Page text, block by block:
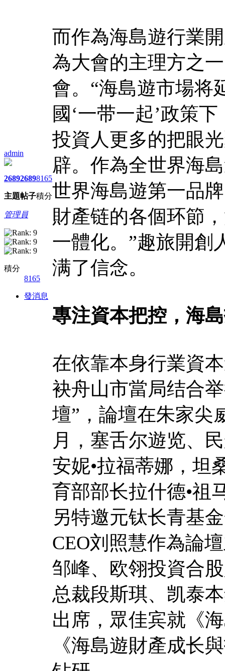
admin
2689
主題
2689
帖子
8165
積分
管理員
積分
8165
發消息
而作為海島遊行業
為大會的主理方之
會。“海島遊市場将
國‘一带一起’政策
投資人更多的把眼
辟。作為全世界海
世界海島遊第一品
財產链的各個环節
一體化。”趣旅開創
满了信念。
專注資本把控，海
在依靠本身行業資
袂舟山市當局结合
壇”，論壇在朱家尖
月，塞舌尔遊览、
安妮•拉福蒂娜，坦
育部部长拉什德•祖
另特邀元钛长青基
CEO刘照慧作為論
邹峰、欧翎投資合
总裁段斯琪、凯泰
出席，眾佳宾就《
《海島遊財產成长